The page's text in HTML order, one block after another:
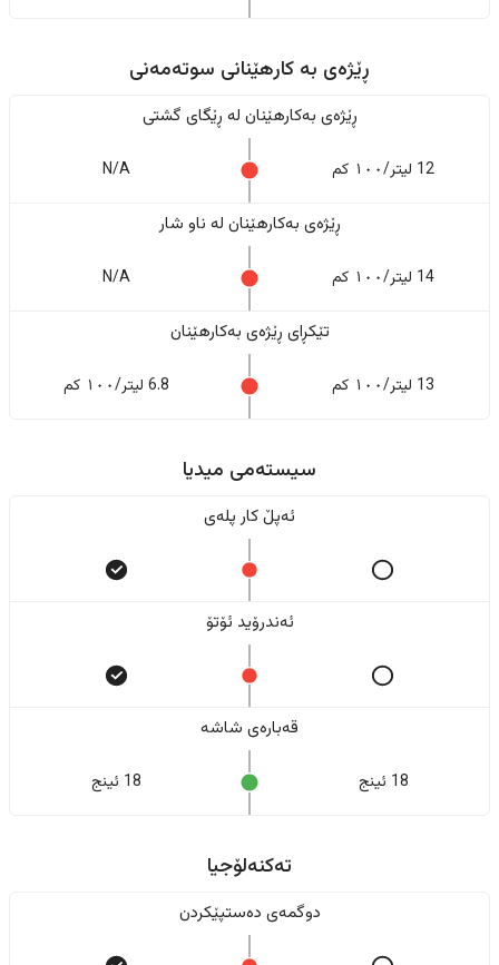
ڕێژەى به کارهێنانی سوتەمەنی
ڕێژەى بەکارهێنان له ڕێگای گشتی
12 لیتر/١٠٠ کم N/A
ڕێژەى بەکارهێنان له ناو شار
14 لیتر/١٠٠ کم N/A
تێکڕای ڕێژەى بەکارهێنان
13 لیتر/١٠٠ کم 6.8 لیتر/١٠٠ کم
سیستەمی میدیا
ئەپڵ کار پلەی
ئەندرۆید ئۆتۆ
قەبارەی شاشە
18 ئینج 18 ئینج
تەکنەلۆجیا
دوگمەی دەستپێکردن